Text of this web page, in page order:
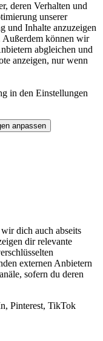
deren Verhalten und
unserer
und Inhalte anzuzeigen
Außerdem können wir
abgleichen und
anzeigen, nur wenn
in den Einstellungen
anpassen
dich auch abseits
dir relevante
externen Anbietern
sofern du deren
Pinterest, TikTok